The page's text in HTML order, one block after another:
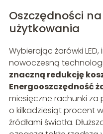
Oszczędności
użytkowania
Wybierając żarówki
nowoczesną
znaczną redukcję
Energooszczędność
miesięczne rachunki
o kilkadziesiąt procent
źródłami światła.